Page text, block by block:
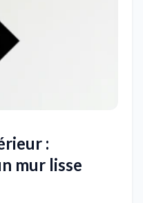
:
mur lisse